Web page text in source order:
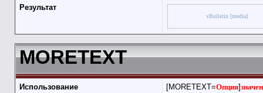
Результат
vBulletin [media]
MORETEXT
Использование [MORETEXT=Опция]